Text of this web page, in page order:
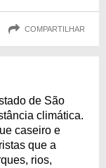
COMPARTILHAR
de São
climática.
caseiro e
que a
rios,